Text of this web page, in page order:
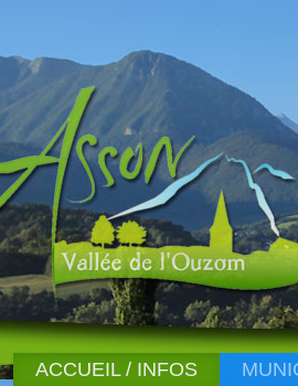
ACCUEIL / INFOS